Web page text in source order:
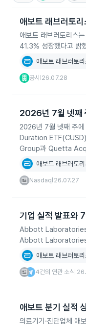
애보트 래브러토
애보트 래브러토리스
41.3% 성장했다고 밝
애보트 래브러토
공시 26.07.28
2026년 7월 넷째
2026년 7월 넷째 주
Duration
Group과 Quetta
애보트 래브러토
Nasdaq 26.07.27
기업 실적 발표와
Abbott Laboratories
Abbott Laboratories
애보트 래브러토
4건의 연관 소식
애보트 분기 실적
의료기기·진단업체